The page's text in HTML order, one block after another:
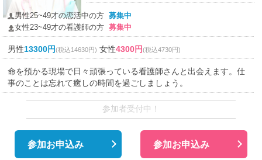
男性25~49才の恋活中の方募集中
女性23~49才の看護師の方募集中
男性13300円(税込14630円) 女性4300円(税込4730円)
命を預かる現場で日々頑張っている看護師さんと出会えます。仕
事のことは忘れて癒しの時間を過ごしましょう。
参加者受付中！
参加お申込み 参加お申込み